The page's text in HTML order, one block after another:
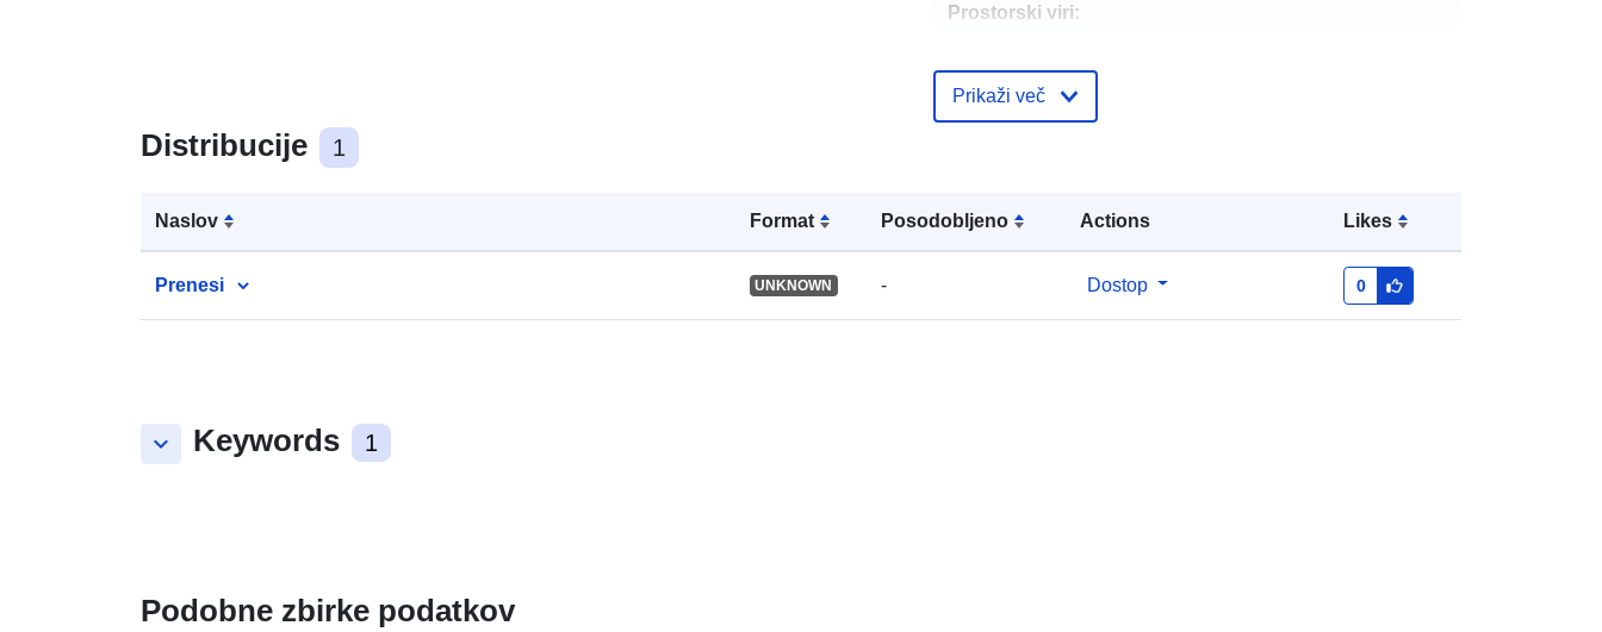
Distribucije 1
Naslov Format Posodobljeno Actions Likes
Prenesi UNKNOWN - Dostop 0
keyboard_arrow_down Keywords 1
Prostorski viri:
Identifikatorji:
120066022-srv-b1970f04-3b5a-
4be5-8c11-a2ecb9780973
Prikaži več
Podobne zbirke podatkov